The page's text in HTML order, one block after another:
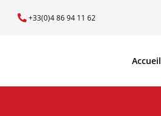
+33(0)4 86 94 11 62
Accueil